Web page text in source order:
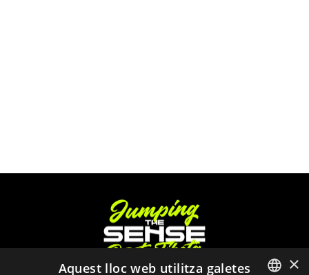
×
Aquest lloc web utilitza galetes